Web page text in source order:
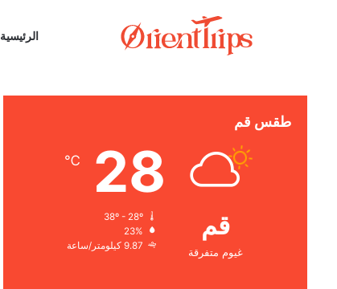
الرئيسية
طقس قم
قم
غيوم متفرقة
28
℃
23%
9.87 كيلومتر/ساعة